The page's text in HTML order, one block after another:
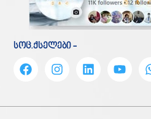
სოც.ქსელები -